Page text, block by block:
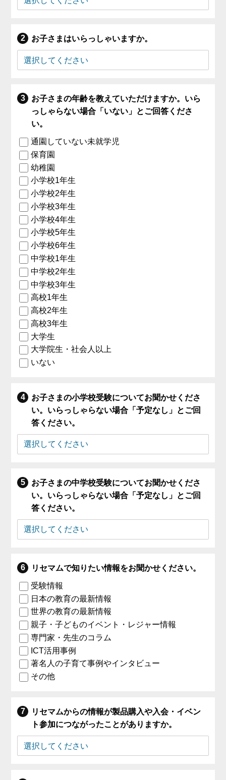
お子さまはいらっしゃいますか。
お子さまの年齢を教えていただけますか。いら
っしゃらない場合「いない」とご回答くださ
い。
通園していない未就学児
保育園
幼稚園
小学校1年生
小学校2年生
小学校3年生
小学校4年生
小学校5年生
小学校6年生
中学校1年生
中学校2年生
中学校3年生
高校1年生
高校2年生
高校3年生
大学生
大学院生・社会人以上
いない
お子さまの小学校受験についてお聞かせくださ
い。いらっしゃらない場合「予定なし」とご回
答ください。
お子さまの中学校受験についてお聞かせくださ
い。いらっしゃらない場合「予定なし」とご回
答ください。
リセマムで知りたい情報をお聞かせください。
受験情報
日本の教育の最新情報
世界の教育の最新情報
親子・子どものイベント・レジャー情報
専門家・先生のコラム
ICT活用事例
著名人の子育て事例やインタビュー
その他
リセマムからの情報が製品購入や入会・イベン
ト参加につながったことがありますか。